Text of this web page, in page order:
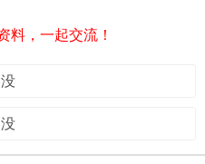
料，一起交流！